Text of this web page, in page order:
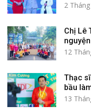
2
Chị Lê
12
Thạc
bầu
13